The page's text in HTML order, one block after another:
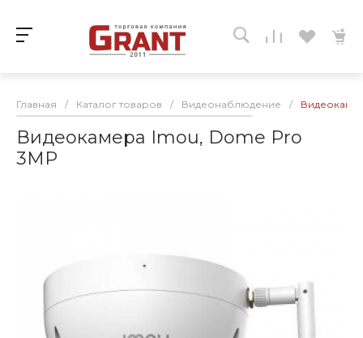
Главная / Каталог товаров / Видеонаблюдение /
Видеокамера Imou, Dome Pro
3MP